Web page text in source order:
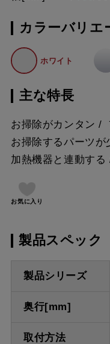
カラーバリエ
ホワイト
主な特長
お掃除がカンタン
お掃除するパーツが
加熱機器と連動する
お気に入り
製品スペック
製品シリーズ
奥行[mm]
取付方法